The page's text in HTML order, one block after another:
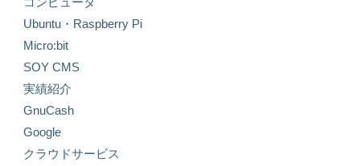
Ubuntu・Raspberry Pi
Micro:bit
SOY CMS
実績紹介
GnuCash
Google
クラウドサービス